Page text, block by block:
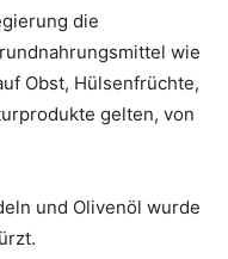
die
wie
Obst, Hülsenfrüchte,
gelten, von
und Olivenöl wurde